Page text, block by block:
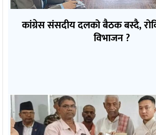
कांग्रेस संसदीय दलको बैठक बस्दै,
विभाजन ?